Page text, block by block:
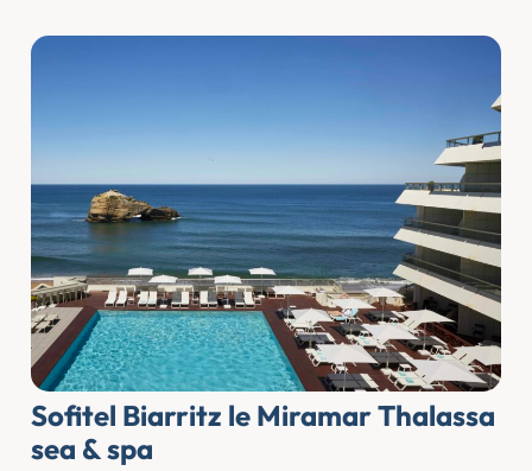
Sofitel Biarritz le Miramar Thalassa
sea & spa